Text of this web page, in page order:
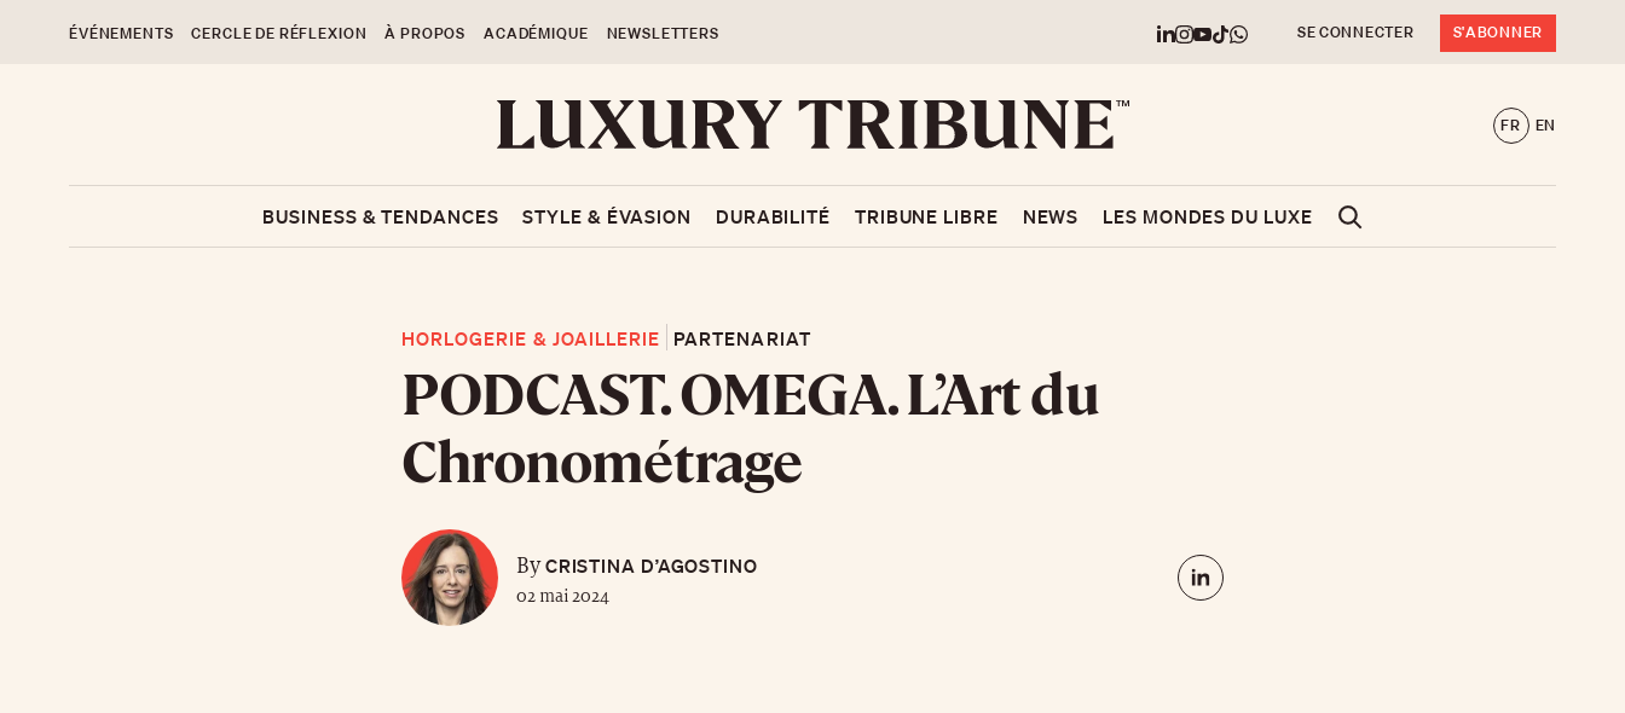
ÉVÉNEMENTS CERCLE DE RÉFLEXION À PROPOS ACADÉMIQUE NEWSLETTERS SE CONNECTER S'ABONNER
FR EN
BUSINESS & TENDANCES STYLE & ÉVASION DURABILITÉ TRIBUNE LIBRE NEWS LES MONDES DU LUXE
HORLOGERIE & JOAILLERIE PARTENARIAT
PODCAST. OMEGA. L’Art du
Chronométrage
ByCRISTINA D’AGOSTINO
02 mai 2024